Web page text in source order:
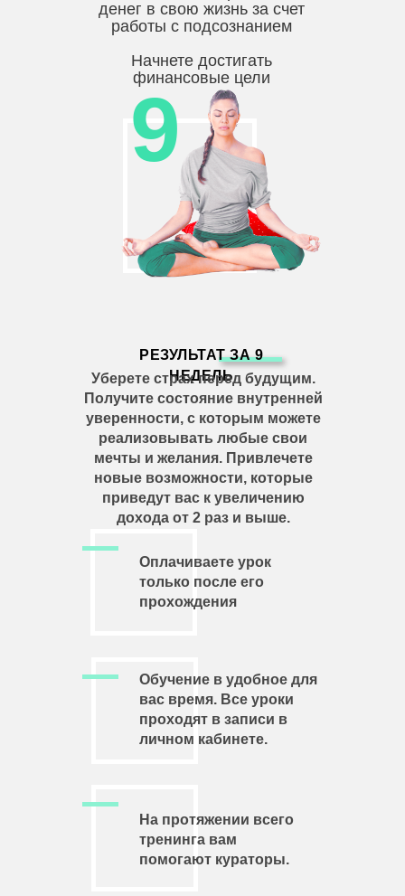
денег в свою жизнь за счет
работы с подсознанием
Начнете достигать
финансовые цели
9
РЕЗУЛЬТАТ ЗА 9
НЕДЕЛЬ
Оплачиваете урок
только после его
прохождения
На протяжении всего
тренинга вам
помогают кураторы.
Обучение в удобное для
вас время. Все уроки
проходят в записи в
личном кабинете.
Уберете страх перед будущим.
Получите состояние внутренней
уверенности, с которым можете
реализовывать любые свои
мечты и желания. Привлечете
новые возможности, которые
приведут вас к увеличению
дохода от 2 раз и выше.